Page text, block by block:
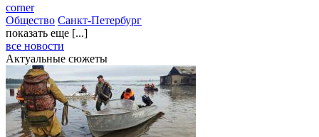
corner
Общество Санкт-Петербург
показать еще [...]
все новости
Актуальные сюжеты